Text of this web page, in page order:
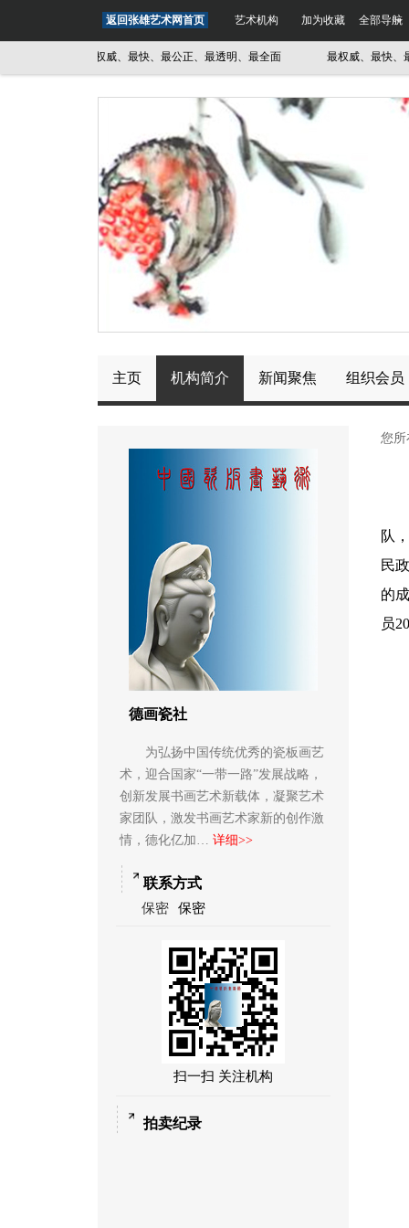
返回张雄艺术网首页 艺术机构 加为收藏 全部导航
最权威、最快、最公正、最透明、最全面 最权威、最快、最公
主页 机构简介 新闻聚焦 组织会员
德画瓷社
为弘扬中国传统优秀的瓷板画艺
术，迎合国家“一带一路”发展战略，
创新发展书画艺术新载体，凝聚艺术
家团队，激发书画艺术家新的创作激
情，德化亿加… 详细>>
联系方式
保密 保密
扫一扫 关注机构
拍卖纪录
您所
队
民
的
员